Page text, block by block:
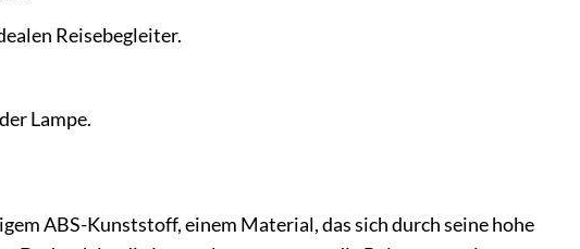
Reisebegleiter.
Lampe.
ABS-Kunststoff, einem Material, das sich durch seine hohe